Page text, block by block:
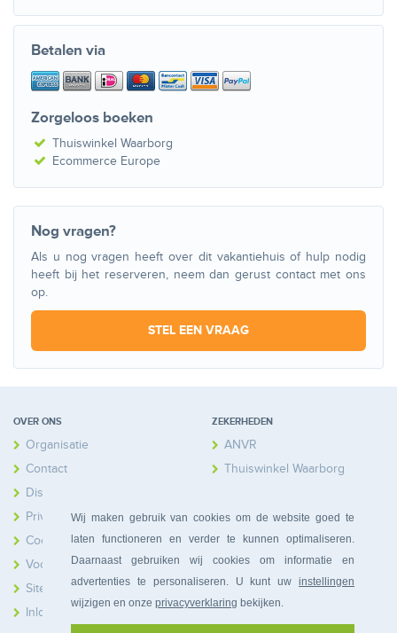
Wij maken gebruik van cookies om de website goed te
laten functioneren en verder te kunnen optimaliseren.
Daarnaast gebruiken wij cookies om informatie en
advertenties te personaliseren. U kunt uw instellingen
wijzigen en onze privacyverklaring bekijken.
Betalen via
Zorgeloos boeken
Thuiswinkel Waarborg
Ecommerce Europe
Nog vragen?
Als u nog vragen heeft over dit vakantiehuis of hulp nodig
heeft bij het reserveren, neem dan gerust contact met ons
op.
STEL EEN VRAAG
OVER ONS
Organisatie
Contact
Disclaimer
Privacy
Cookies
Voorwaarden
Sitemap
Inloggen Huiseigenaren
ZEKERHEDEN
ANVR
Thuiswinkel Waarborg